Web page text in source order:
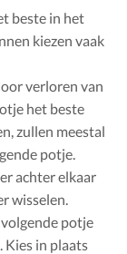
beste in het
kiezen vaak
verloren van
het beste
zullen meestal
potje.
achter elkaar
wisselen.
potje
Kies in plaats